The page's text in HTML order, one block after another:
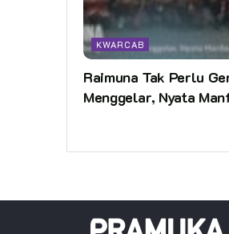
KWARCAB
Raimuna Tak Perlu
Menggelar, Nyata